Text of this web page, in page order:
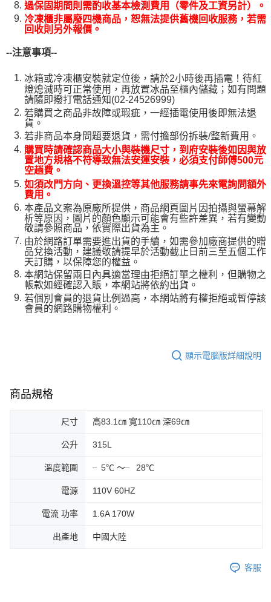
過保固期間則需酌收基本檢測費用（零件及工資另計）。
冷凍櫃非屬廢四機商品，恕無法提供舊機回收服務，若需
回收則另外報價。
--注意事項--
冰箱或冷凍櫃安裝就定位後，請於2小時後再插電！待紅
燈熄滅時可正常使用，再放置冰品至櫃內儲藏；如有問題
請隨即撥打電話通知(02-24526999)
若購買之商品非故障或瑕疵，一經插電使用後即無法退
貨。
若非商品本身問題要退貨，需付擔部份拆裝/整新費用。
購買時請確認商品大小與裝機尺寸，到府安裝後如因與放
置地方規格不符導致無法安運安裝，必須支付師傅500元
空趟費。
如須改門方向、更換溫控等其他服務請事先來電詢問額外
費用。
本產品文案為原廠所提供，商品網頁圖片因拍攝與螢幕解
析等原因，圖片的顏色顯示可能會有些許差異，若有變動
敬請參照商品，依實際出貨為主。
由於網路訂單需要進出貨的手續，如需參加廠商提供的贈
品兌換活動，建議敬請提早於活動截止日前三至五個工作
天訂購，以保障您的權益。
本網站保留兩日內具適當理由拒絕訂單之權利，但購物之
帳款如經確認入賬，本網站將依約出貨。
若個別會員的退貨比例過高，本網站將有權拒絕或暫停該
會員的網路購物權利。
顯示電腦版詳細說明
商品規格
尺寸 高83.1㎝ 寬110㎝ 深69㎝
公升 315L
溫度範圍 ╴5℃ ～╴ 28℃
電源 110V 60HZ
電流 功率 1.6A 170W
出產地 中國大陸
客服